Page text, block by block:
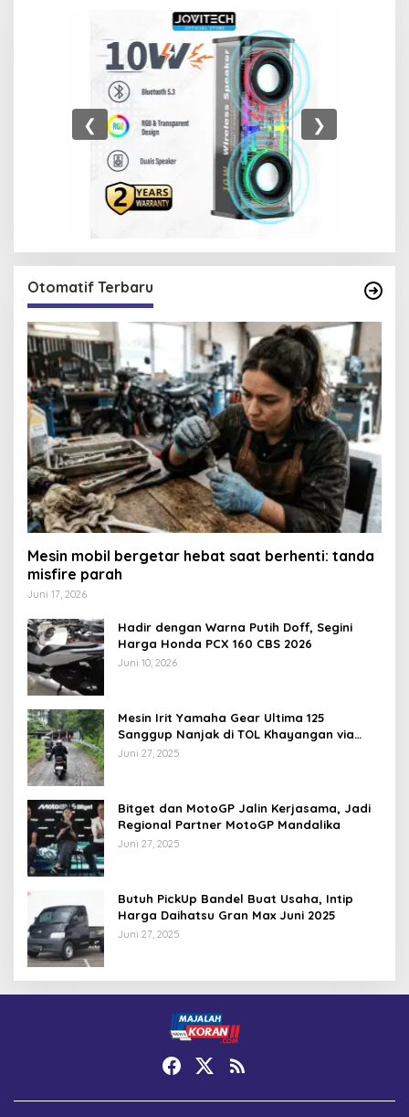
❮ ❯
Otomatif Terbaru
Mesin mobil bergetar hebat saat berhenti: tanda
misfire parah
Juni 17, 2026
Hadir dengan Warna Putih Doff, Segini
Harga Honda PCX 160 CBS 2026
Juni 10, 2026
Mesin Irit Yamaha Gear Ultima 125
Sanggup Nanjak di TOL Khayangan via
Krakalan?
Juni 27, 2025
Bitget dan MotoGP Jalin Kerjasama, Jadi
Regional Partner MotoGP Mandalika
Juni 27, 2025
Butuh PickUp Bandel Buat Usaha, Intip
Harga Daihatsu Gran Max Juni 2025
Juni 27, 2025